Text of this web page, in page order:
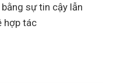
sự tin cậy lẫn
hợp tác